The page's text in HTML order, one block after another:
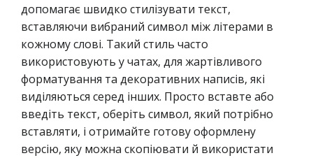
допомагає швидко стилізувати текст,
вставляючи вибраний символ між літерами в
кожному слові. Такий стиль часто
використовують у чатах, для жартівливого
форматування та декоративних написів, які
виділяються серед інших. Просто вставте або
введіть текст, оберіть символ, який потрібно
вставляти, і отримайте готову оформлену
версію, яку можна скопіювати й використати